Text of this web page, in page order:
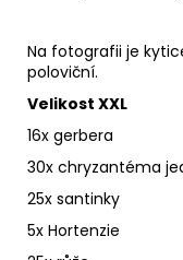
Na fotografii je
poloviční.
Velikost XXL
16x gerbera
30x chryzantéma
25x santinky
5x Hortenzie